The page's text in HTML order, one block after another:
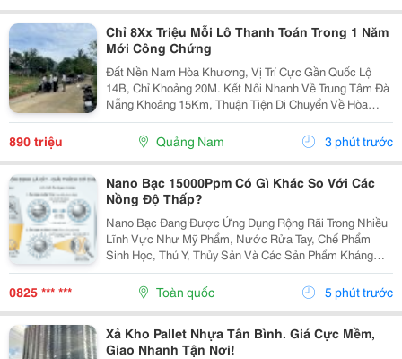
Chỉ 8Xx Triệu Mỗi Lô Thanh Toán Trong 1 Năm
Mới Công Chứng
Đất Nền Nam Hòa Khương, Vị Trí Cực Gần Quốc Lộ
14B, Chỉ Khoảng 20M. Kết Nối Nhanh Về Trung Tâm Đà
Nẵng Khoảng 15Km, Thuận Tiện Di Chuyển Về Hòa
Vang Và Các Khu Vực Lân Cận. Khu Dân Cư Hiện Hữu,
Đường Ô Tô Thông Thoáng, Gần Chợ, Trường Học Và
890 triệu Quảng Nam 3 phút trước
Nano Bạc 15000Ppm Có Gì Khác So Với Các
Nồng Độ Thấp?
Nano Bạc Đang Được Ứng Dụng Rộng Rãi Trong Nhiều
Lĩnh Vực Như Mỹ Phẩm, Nước Rửa Tay, Chế Phẩm
Sinh Học, Thú Y, Thủy Sản Và Các Sản Phẩm Kháng
Khuẩn. Tuy Nhiên, Khi Tìm Hiểu Về Nguyên Liệu Này,
Nhiều Doanh Nghiệp Thường Băn Khoăn Nên Lựa Chọn
Nồng Độ...
0825 *** *** Toàn quốc 5 phút trước
Xả Kho Pallet Nhựa Tân Bình. Giá Cực Mềm,
Giao Nhanh Tận Nơi!